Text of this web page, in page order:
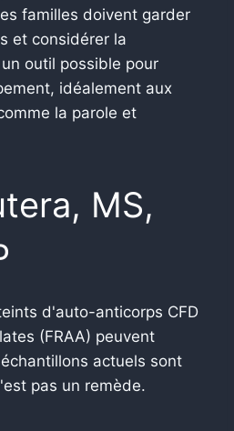
familles doivent garder
et considérer la
outil possible pour
idéalement aux
la parole et
MS,
d'auto-anticorps CFD
(FRAA) peuvent
actuels sont
pas un remède.